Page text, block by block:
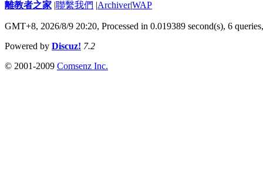
離教者之家 |聯繫我們 |Archiver|WAP
GMT+8, 2026/8/9 20:20, Processed in 0.019389 second(s), 6
Powered by Discuz! 7.2
© 2001-2009 Comsenz Inc.